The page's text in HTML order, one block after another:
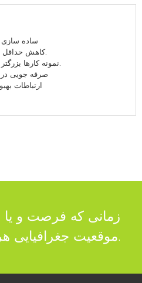
ساده سازی
کاهش حداقل سفارش.
نمونه کارها بزرگتر از محصولات.
صرفه جویی در
ارتباطات
زمانی که فرصت و
موقعیت جغرافیایی هرگز مانع نمی شود.